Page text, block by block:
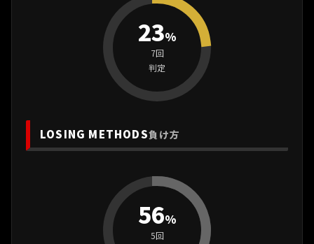
23%
7回
判定
LOSING METHODS負け方
56%
5回